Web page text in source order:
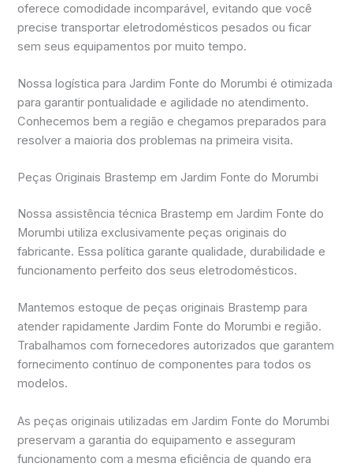
oferece comodidade incomparável, evitando que você
precise transportar eletrodomésticos pesados ou ficar
sem seus equipamentos por muito tempo.
Nossa logística para Jardim Fonte do Morumbi é otimizada
para garantir pontualidade e agilidade no atendimento.
Conhecemos bem a região e chegamos preparados para
resolver a maioria dos problemas na primeira visita.
Peças Originais Brastemp em Jardim Fonte do Morumbi
Nossa assistência técnica Brastemp em Jardim Fonte do
Morumbi utiliza exclusivamente peças originais do
fabricante. Essa política garante qualidade, durabilidade e
funcionamento perfeito dos seus eletrodomésticos.
Mantemos estoque de peças originais Brastemp para
atender rapidamente Jardim Fonte do Morumbi e região.
Trabalhamos com fornecedores autorizados que garantem
fornecimento contínuo de componentes para todos os
modelos.
As peças originais utilizadas em Jardim Fonte do Morumbi
preservam a garantia do equipamento e asseguram
funcionamento com a mesma eficiência de quando era